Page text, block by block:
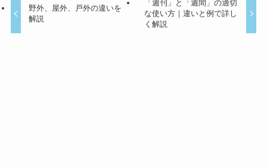
野外、屋外、戸外の違いを
解説
「週刊」と「週間」の適切
な使い方｜違いと例で詳し
く解説